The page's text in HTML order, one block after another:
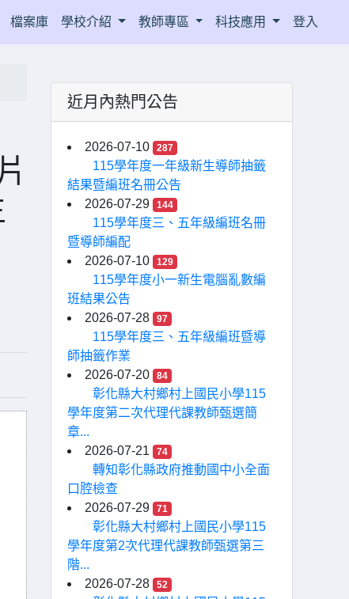
檔案庫 學校介紹 教師專區 科技應用 登入
近月內熱門公告
2026-07-10 287
115學年度一年級新生導師抽籤
結果暨編班名冊公告
2026-07-29
144
115學年度三、五年級編班名冊
暨導師編配
2026-07-10
129
115學年度小一新生電腦亂數編
班結果公告
2026-07-28
97
115學年度三、五年級編班暨導
師抽籤作業
2026-07-20
84
彰化縣大村鄉村上國民小學115
學年度第二次代理代課教師甄選簡
章...
2026-07-21
74
轉知彰化縣政府推動國中小全面
口腔檢查
2026-07-29
71
彰化縣大村鄉村上國民小學115
學年度第2次代理代課教師甄選第三
階...
2026-07-28
52